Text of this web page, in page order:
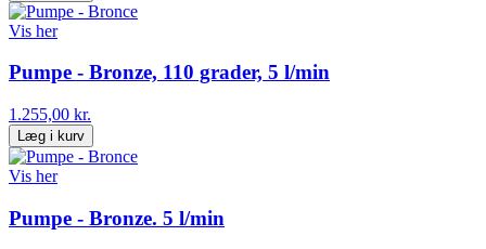
Vis her
Pumpe - Bronze, 110 grader, 5 l/min
1.255,00 kr.
Læg i kurv
Vis her
Pumpe - Bronze. 5 l/min